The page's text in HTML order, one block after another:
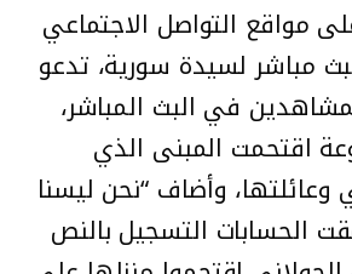
مواقع التواصل الاجتماعي
مباشر لسيدة سورية، تدعو
في البث المباشر،
اقتحمت المبنى الذي
وأضاف “نحن ليسنا
الحسابات التسجيل بالنص